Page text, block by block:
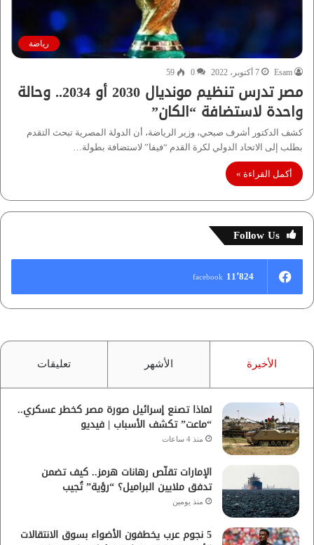
رياضة
Esam 7 أكتوبر، 2022 0
59
مصر تدرس تنظيم مونديال 2030 أو 2034.. وحالة
واحدة لاستضافة “الكان”
كشف الدكتور أشرف صبحي، وزير الرياضة، أن الدولة المصرية تبحث التقدم
بطلب إلى الاتحاد الدولي لكرة القدم “فيفا” لاستضافة بطولة…
أكمل القراءة »
Follow Us
11٬824 facebook
الأخيرة الأشهر تعليقات
لماذا تصنع إسرائيل صورة مصر كخطر عسكري..
“ماعت” تكشف الأسباب | فيديو
منذ 4 ساعات
الإمارات تقلّص رهانات هرمز.. كيف تضمن
تدفق ملايين البراميل؟ “رؤية” تُجيب
منذ يومين
5 نجوم عرب يخطفون الأضواء بسوق الانتقالات